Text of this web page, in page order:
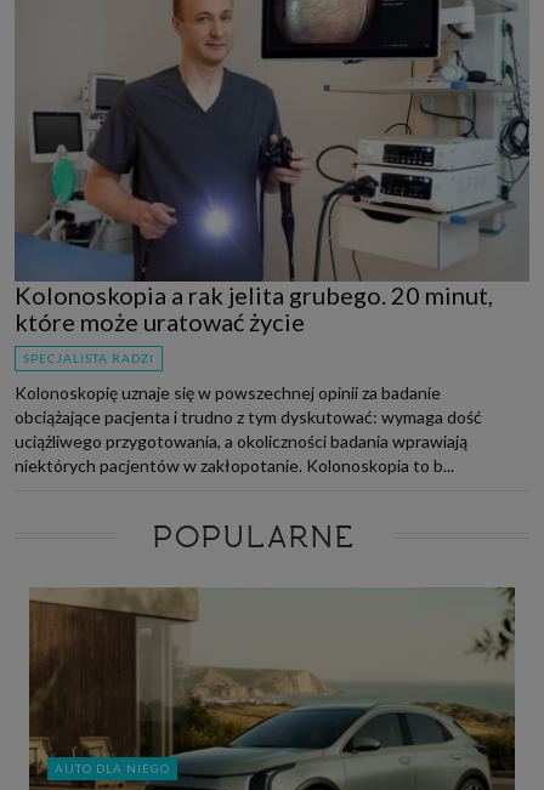
Kolonoskopia a rak jelita grubego. 20 minut,
które może uratować życie
SPECJALISTA RADZI
Kolonoskopię uznaje się w powszechnej opinii za badanie
obciążające pacjenta i trudno z tym dyskutować: wymaga dość
uciążliwego przygotowania, a okoliczności badania wprawiają
niektórych pacjentów w zakłopotanie. Kolonoskopia to b...
POPULARNE
AUTO DLA NIEGO